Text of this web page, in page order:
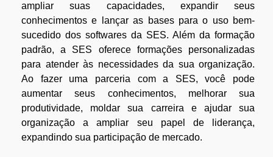
ampliar suas capacidades, expandir seus
conhecimentos e lançar as bases para o uso bem-
sucedido dos softwares da SES. Além da formação
padrão, a SES oferece formações personalizadas
para atender às necessidades da sua organização.
Ao fazer uma parceria com a SES, você pode
aumentar seus conhecimentos, melhorar sua
produtividade, moldar sua carreira e ajudar sua
organização a ampliar seu papel de liderança,
expandindo sua participação de mercado.